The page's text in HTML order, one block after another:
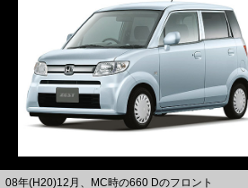
08年(H20)12月、MC時の660 Dのフロント